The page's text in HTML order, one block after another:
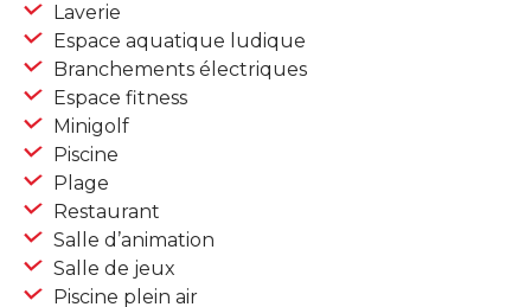
Laverie
Espace aquatique ludique
Branchements électriques
Espace fitness
Minigolf
Piscine
Plage
Restaurant
Salle d’animation
Salle de jeux
Piscine plein air